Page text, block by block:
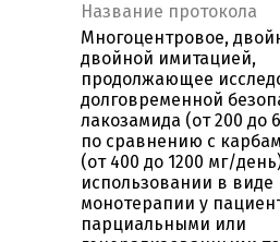
Название протокола
Многоцентровое,
двойной имитацией,
продолжающее
долговременной
лакозамида (от 200 до
по сравнению с
(от 400 до 1200 мг/
использовании в виде
монотерапии у
парциальными или